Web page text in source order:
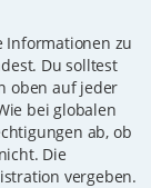
Informationen zu
Du solltest
oben auf jeder
bei globalen
ab, ob
Die
vergeben.